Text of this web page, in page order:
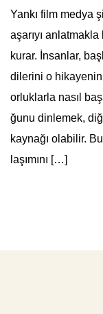
Yankı film medya
aşarıyı
kurar. İnsanlar,
dilerini o
orluklarla nasıl
ğunu dinlemek,
kaynağı olabilir.
laşımını […]